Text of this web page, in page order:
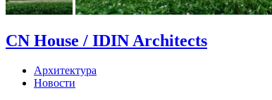
CN House / IDIN Architects
Архитектура
Новости